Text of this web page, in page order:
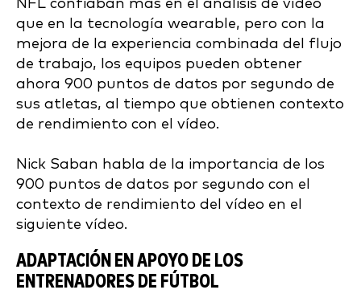
NFL confiaban más en el análisis de vídeo
que en la tecnología wearable, pero con la
mejora de la experiencia combinada del flujo
de trabajo, los equipos pueden obtener
ahora 900 puntos de datos por segundo de
sus atletas, al tiempo que obtienen contexto
de rendimiento con el vídeo.
Nick Saban habla de la importancia de los
900 puntos de datos por segundo con el
contexto de rendimiento del vídeo en el
siguiente vídeo.
ADAPTACIÓN EN APOYO DE LOS
ENTRENADORES DE FÚTBOL